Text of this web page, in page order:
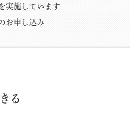
実施しています
お申し込み
る